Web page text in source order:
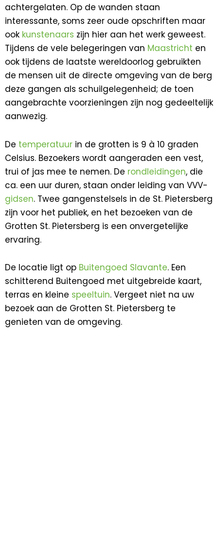
achtergelaten. Op de wanden staan
interessante, soms zeer oude opschriften maar
ook kunstenaars zijn hier aan het werk geweest.
Tijdens de vele belegeringen van Maastricht en
ook tijdens de laatste wereldoorlog gebruikten
de mensen uit de directe omgeving van de berg
deze gangen als schuilgelegenheid; de toen
aangebrachte voorzieningen zijn nog gedeeltelijk
aanwezig.
De temperatuur in de grotten is 9 à 10 graden
Celsius. Bezoekers wordt aangeraden een vest,
trui of jas mee te nemen. De rondleidingen, die
ca. een uur duren, staan onder leiding van VVV-
gidsen. Twee gangenstelsels in de St. Pietersberg
zijn voor het publiek, en het bezoeken van de
Grotten St. Pietersberg is een onvergetelijke
ervaring.
De locatie ligt op Buitengoed Slavante. Een
schitterend Buitengoed met uitgebreide kaart,
terras en kleine speeltuin. Vergeet niet na uw
bezoek aan de Grotten St. Pietersberg te
genieten van de omgeving.